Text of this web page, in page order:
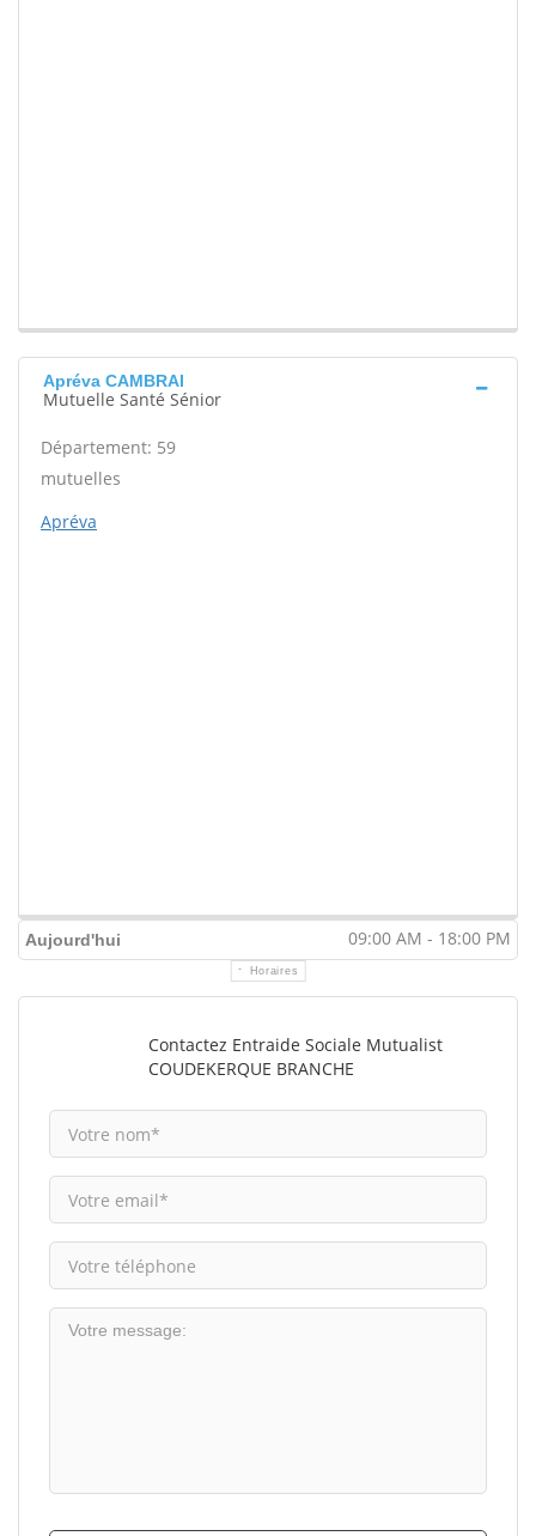
Apréva CAMBRAI
Mutuelle Santé Sénior
Département: 59
mutuelles
Apréva
Aujourd'hui 09:00 AM - 18:00 PM
Horaires
Contactez Entraide Sociale Mutualist
COUDEKERQUE BRANCHE